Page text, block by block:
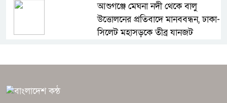
আশুগঞ্জে মেঘনা নদী থেকে বালু
উত্তোলনের প্রতিবাদে মানববন্ধন, ঢাকা-
সিলেট মহাসড়কে তীব্র যানজট